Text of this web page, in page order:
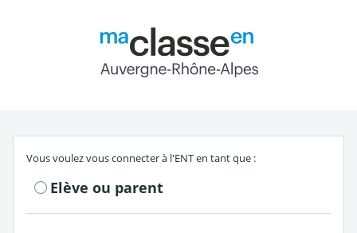
S'authentifier en tant que
Vous voulez vous connecter à l'ENT en tant que :
Elève ou parent